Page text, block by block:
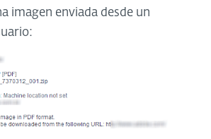
imagen enviada desde un